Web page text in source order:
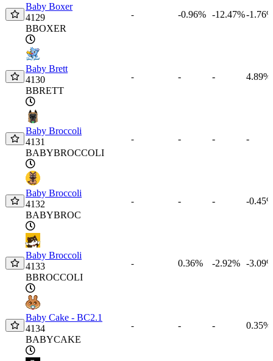
Baby Boxer
4129
BBOXER
- -0.96% -12.47%-
Baby Brett
4130
BBRETT
- - - 4.89%
Baby Broccoli
4131
BABYBROCCOLI
- - - -
Baby Broccoli
4132
BABYBROC
- - - -
Baby Broccoli
4133
BBROCCOLI
- 0.36% -2.92% -
Baby Cake - BC2.1
4134
BABYCAKE
- - - 0.35%